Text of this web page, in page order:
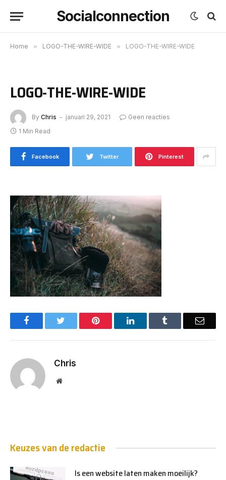
Socialconnection
Home » LOGO-THE-WIRE-WIDE » LOGO-THE-WIRE-WIDE
LOGO-THE-WIRE-WIDE
By Chris januari 29, 2021
Geen reacties
1 Min Read
Facebook Twitter Pinterest
Facebook Pinterest LinkedIn Email
Chris
Website
Keuzes van de redactie
Is een website laten maken moeilijk?